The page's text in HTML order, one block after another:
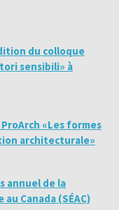
du colloque
sensibili» à
«Les formes
architecturale»
annuel de la
Canada (SÉAC)